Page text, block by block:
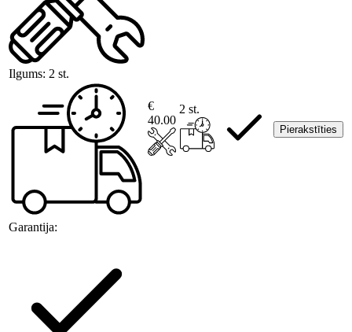
Ilgums: 2 st.
Garantija:
€
40.00
2 st.
Pierakstīties